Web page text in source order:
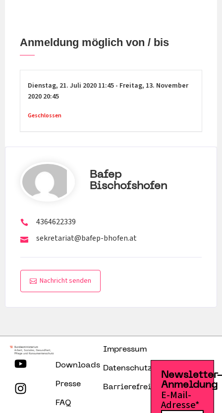
Anmeldung möglich von / bis
Dienstag, 21. Juli 2020 11:45 - Freitag, 13. November
2020 20:45
Geschlossen
Bafep
Bischofshofen
4364622339
sekretariat@bafep-bhofen.at
Nachricht senden
Downloads
Presse
FAQ
Impressum
Datenschutzerklärung
Barrierefreiheitserklärung
Anmeldung
E-Mail-
Adresse*